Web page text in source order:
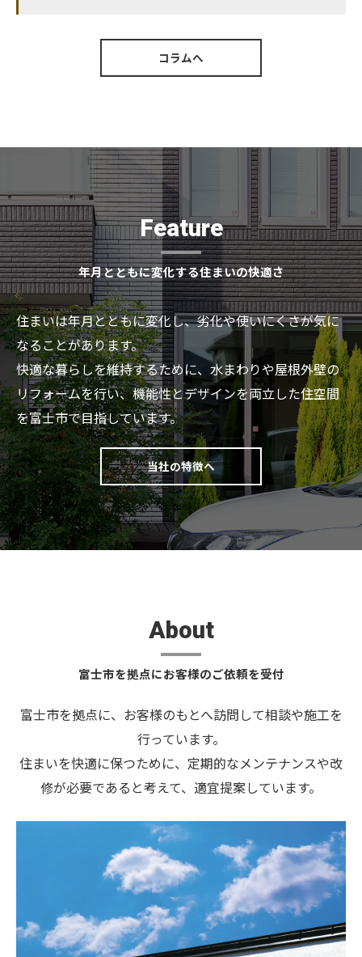
コラムへ
年月とともに変化する住まいの快適さ
Feature
住まいは年月とともに変化し、劣化や使いにくさが気に
なることがあります。
快適な暮らしを維持するために、水まわりや屋根外壁の
リフォームを行い、機能性とデザインを両立した住空間
を富士市で目指しています。
当社の特徴へ
富士市を拠点にお客様のご依頼を受付
About
富士市を拠点に、お客様のもとへ訪問して相談や施工を
行っています。
住まいを快適に保つために、定期的なメンテナンスや改
修が必要であると考えて、適宜提案しています。